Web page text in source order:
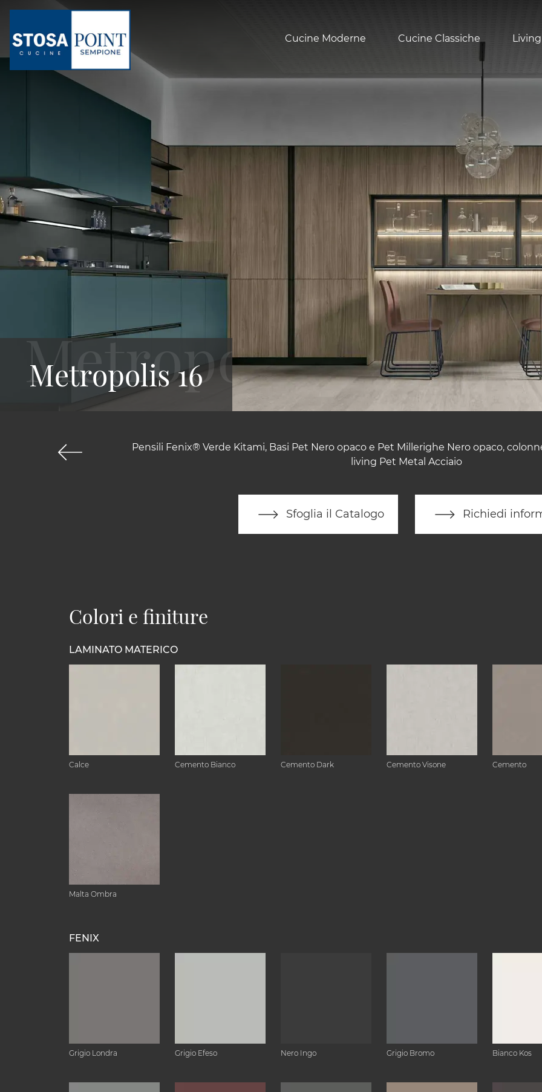
Cucine Moderne Cucine Classiche Living
Pensili Fenix® Verde Kitami, Basi Pet Nero opaco e Pet Millerighe Nero opaco,
living Pet Metal Acciaio
Sfoglia il Catalogo Richiedi
Metropolis 16
Colori e finiture
LAMINATO MATERICO
Calce Cemento Bianco Cemento Dark Cemento Visone Cemento
Malta Ombra
FENIX
Grigio Londra Grigio Efeso Nero Ingo Grigio Bromo Bianco Kos